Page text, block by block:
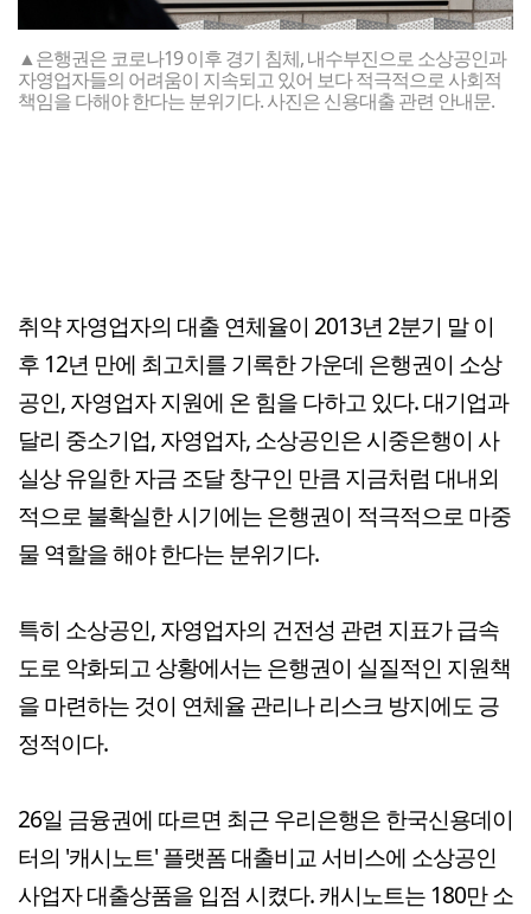
▲은행권은 코로나19 이후 경기 침체, 내수부진으로 소상공인과
자영업자들의 어려움이 지속되고 있어 보다 적극적으로 사회적
책임을 다해야 한다는 분위기다. 사진은 신용대출 관련 안내문.
취약 자영업자의 대출 연체율이 2013년 2분기 말 이
후 12년 만에 최고치를 기록한 가운데 은행권이 소상
공인, 자영업자 지원에 온 힘을 다하고 있다. 대기업과
달리 중소기업, 자영업자, 소상공인은 시중은행이 사
실상 유일한 자금 조달 창구인 만큼 지금처럼 대내외
적으로 불확실한 시기에는 은행권이 적극적으로 마중
물 역할을 해야 한다는 분위기다.
특히 소상공인, 자영업자의 건전성 관련 지표가 급속
도로 악화되고 상황에서는 은행권이 실질적인 지원책
을 마련하는 것이 연체율 관리나 리스크 방지에도 긍
정적이다.
26일 금융권에 따르면 최근 우리은행은 한국신용데이
터의 '캐시노트' 플랫폼 대출비교 서비스에 소상공인
사업자 대출상품을 입점 시켰다. 캐시노트는 180만 소